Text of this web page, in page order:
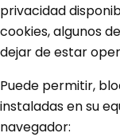
privacidad
cookies, algunos
dejar de estar
Puede permitir,
instaladas en su
navegador: